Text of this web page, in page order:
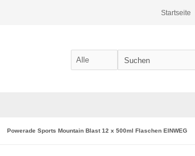
Startseite
Powerade Sports Mountain Blast 12 x 500ml Flaschen EINWEG